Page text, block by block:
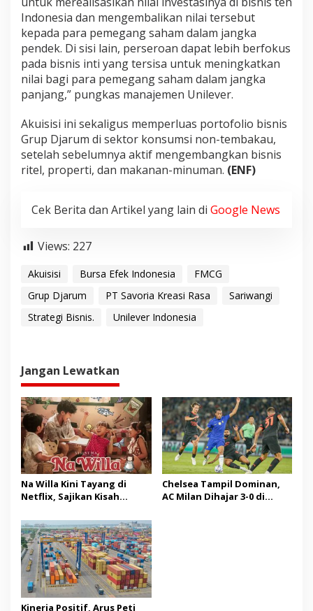
Indonesia dan mengembalikan nilai tersebut
kepada para pemegang saham dalam jangka
pendek. Di sisi lain, perseroan dapat lebih berfokus
pada bisnis inti yang tersisa untuk meningkatkan
nilai bagi para pemegang saham dalam jangka
panjang,” pungkas manajemen Unilever.
Akuisisi ini sekaligus memperluas portofolio bisnis
Grup Djarum di sektor konsumsi non-tembakau,
setelah sebelumnya aktif mengembangkan bisnis
ritel, properti, dan makanan-minuman. (ENF)
Cek Berita dan Artikel yang lain di Google News
Views: 227
Akuisisi Bursa Efek Indonesia
FMCG
Grup Djarum
PT Savoria Kreasi Rasa
Sariwangi
Strategi Bisnis.
Unilever Indonesia
Jangan Lewatkan
Na Willa Kini Tayang di
Netflix, Sajikan Kisah
Chelsea Tampil Dominan,
AC Milan Dihajar 3-0 di
Kinerja Positif, Arus Peti